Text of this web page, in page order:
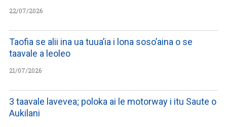
22/07/2026
Taofia se alii ina ua tuua’ia i lona soso’aina o se
taavale a leoleo
21/07/2026
3 taavale lavevea; poloka ai le motorway i itu Saute o
Aukilani